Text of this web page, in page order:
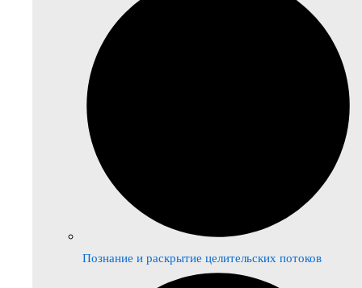
Познание и раскрытие целительских потоков